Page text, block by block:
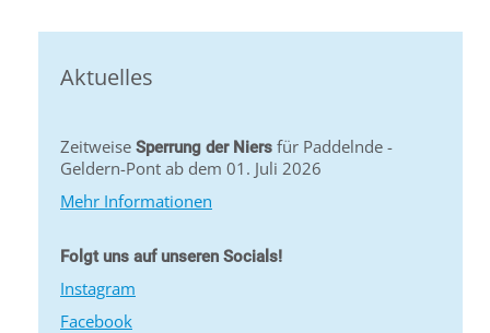
Aktuelles
Zeitweise Sperrung der Niers für Paddelnde -
Geldern-Pont ab dem 01. Juli 2026
Mehr Informationen
Folgt uns auf unseren Socials!
Instagram
Facebook